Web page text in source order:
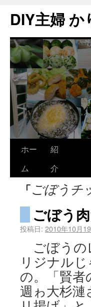
DIY主婦
ホー
ム
紹
介
「ごぼうチ
ごぼう
投稿日: 2010年10月
ごぼうの
リジナル
の。「賢者
週ゎ大杉漣